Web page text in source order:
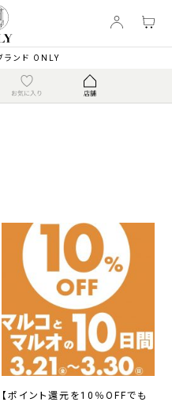
ランド ONLY
【ポイント還元を10％OFFでも